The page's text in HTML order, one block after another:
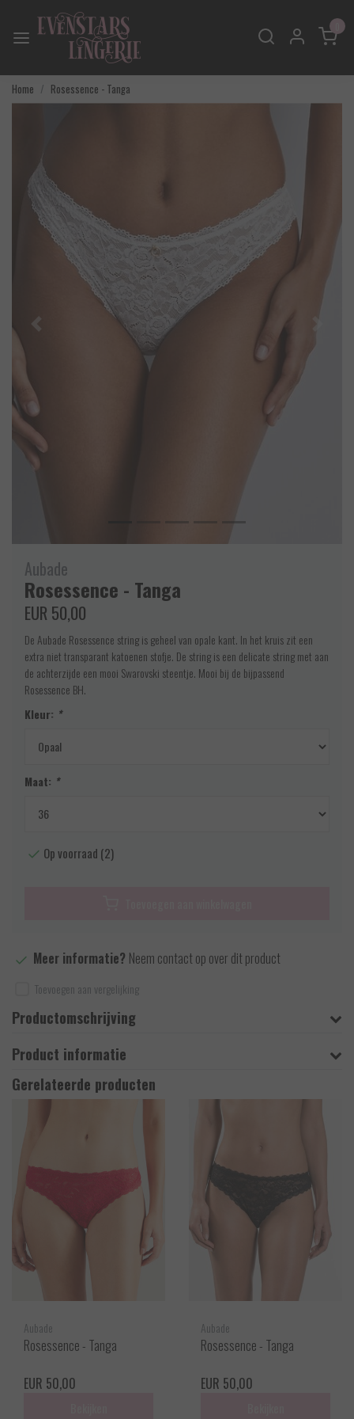
Home Rosessence - Tanga
Aubade
Rosessence - Tanga
EUR 50,00
De Aubade Rosessence string is geheel van opale kant. In het kruis zit een
extra niet transparant katoenen stofje. De string is een delicate string met aan
de achterzijde een mooi Swarovski steentje. Mooi bij de bijpassend
Rosessence BH.
Kleur: *
Maat: *
Op voorraad (2)
Meer informatie? Neem contact op over dit product
Toevoegen aan vergelijking
Productomschrijving
Product informatie
Gerelateerde producten
Aubade
Rosessence - Tanga
EUR 50,00
Aubade
Rosessence - Tanga
EUR 50,00